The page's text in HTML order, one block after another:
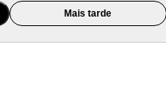
Mais tarde